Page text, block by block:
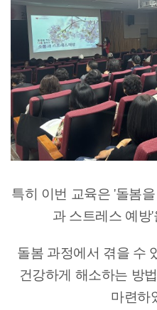
특히 이번 교육은 '돌봄
과 스트레스 예방
돌봄 과정에서 겪을 수
건강하게 해소하는 방
마련하